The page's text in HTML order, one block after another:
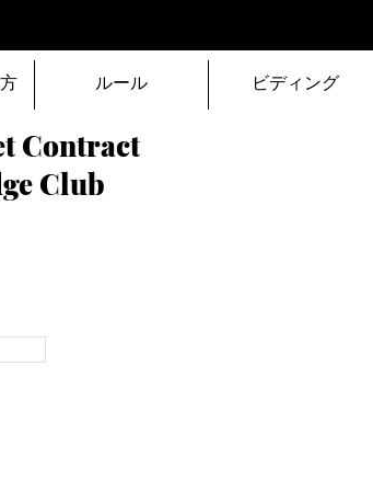
Contract
Club
ルール ビディング